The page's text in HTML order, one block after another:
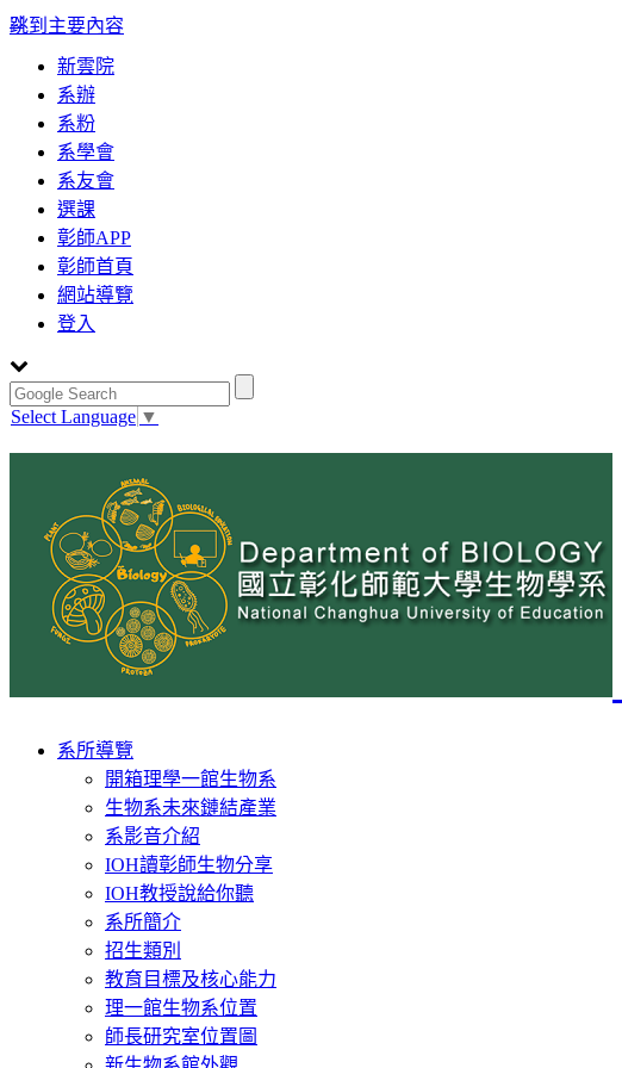
跳到主要內容
:::
新雲院
系辦
系粉
系學會
系友會
選課
彰師APP
彰師首頁
網站導覽
登入
Select Language ▼
Toggle
navigation
系所導覽
開箱理學一館生物系
生物系未來鏈結產業
系影音介紹
IOH讀彰師生物分享
IOH教授說給你聽
系所簡介
招生類別
教育目標及核心能力
理一館生物系位置
師長研究室位置圖